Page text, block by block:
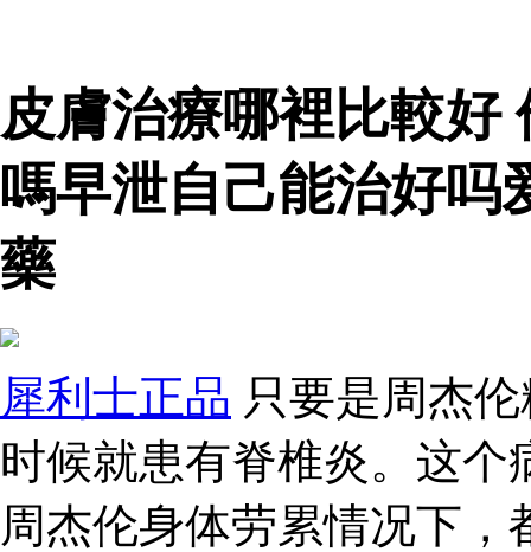
皮膚治療哪裡比較好
嗎早泄自己能治好吗
藥
犀利士正品 只要是周杰
时候就患有脊椎炎。这
周杰伦身体劳累情况下